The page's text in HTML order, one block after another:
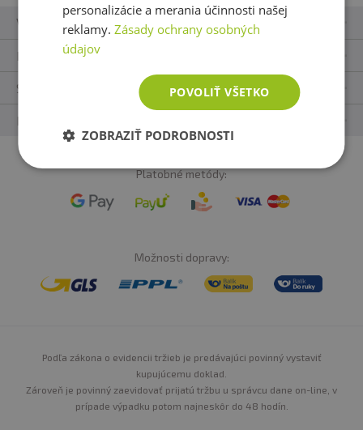
Vše o nákupu
Kontakty
Sledujte nás
Platobné metódy:
Možnosti dopravy:
Podľa zákona o evidencii tržieb je predávajúci povinný vystaviť
kupujúcemu doklad.
Zároveň je povinný zaevidovať prijatú tržbu u správcu dane on-line, v
prípade výpadku potom najneskôr do 48 hodín.
personalizácie a merania účinnosti našej
reklamy.Zásady ochrany osobných
údajov
POVOLIŤ VŠETKO
ZOBRAZIŤ PODROBNOSTI